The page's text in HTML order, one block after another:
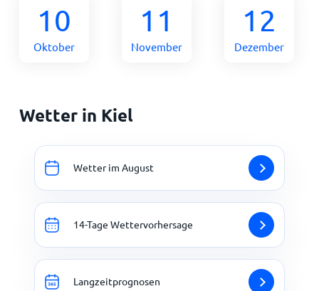
10
Oktober
11
November
12
Dezember
Wetter in Kiel
Wetter im August
14-Tage Wettervorhersage
Langzeitprognosen